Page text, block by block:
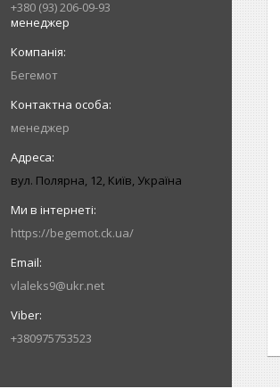
+380 (93) 206-09-93
менеджер
Бегемот
менеджер
вул. Полярна, 12, Київ, Україна
https://begemot.ck.ua/
vlaleks9@ukr.net
+380975753523